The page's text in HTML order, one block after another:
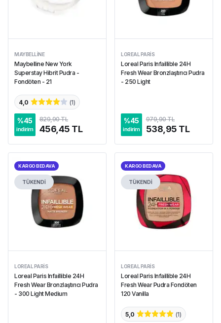
MAYBELLINE
Maybelline New York
Superstay Hibrit Pudra -
Fondöten - 21
4,0 (1)
%45
indirim
829,90 TL
456,45 TL
LOREAL PARIS
Loreal Paris Infaillible 24H
Fresh Wear Bronzlaştırıcı Pudra
- 250 Light
%45
indirim
979,90 TL
538,95 TL
KARGO BEDAVA
TÜKENDİ
LOREAL PARIS
Loreal Paris Infaillible 24H
Fresh Wear Bronzlaştırıcı Pudra
- 300 Light Medium
KARGO BEDAVA
TÜKENDİ
LOREAL PARIS
Loreal Paris Infaillible 24H
Fresh Wear Pudra Fondöten
120 Vanilla
5,0 (1)